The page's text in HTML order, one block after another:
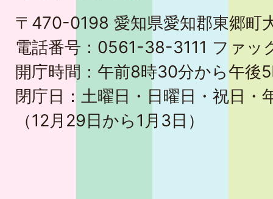
〒470-0198 愛知県愛知郡東郷町
電話番号：0561-38-3111 ファ
開庁時間：午前8時30分から午後
閉庁日：土曜日・日曜日・祝日・
（12月29日から1月3日）